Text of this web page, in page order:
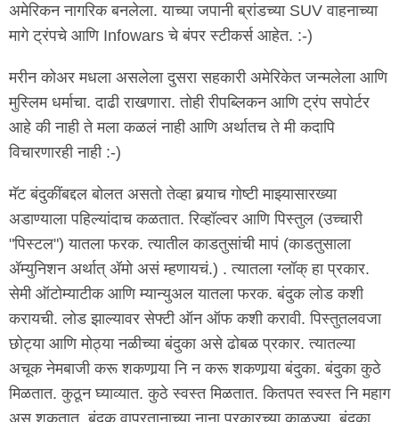
अमेरिकन नागरिक बनलेला. याच्या जपानी ब्रांडच्या SUV वाहनाच्या
मागे ट्रंपचे आणि Infowars चे बंपर स्टीकर्स आहेत. :-)
मरीन कोअर मधला असलेला दुसरा सहकारी अमेरिकेत जन्मलेला आणि
मुस्लिम धर्माचा. दाढी राखणारा. तोही रीपब्लिकन आणि ट्रंप सपोर्टर
आहे की नाही ते मला कळलं नाही आणि अर्थातच ते मी कदापि
विचारणारही नाही :-)
मॅट बंदुकींबद्दल बोलत असतो तेव्हा बर्‍याच गोष्टी माझ्यासारख्या
अडाण्याला पहिल्यांदाच कळतात. रिव्हॉल्वर आणि पिस्तुल (उच्चारी
"पिस्टल") यातला फरक. त्यातील काडतुसांची मापं (काडतुसाला
अ‍ॅम्युनिशन अर्थात् अ‍ॅमो असं म्हणायचं.) . त्यातला ग्लॉक् हा प्रकार.
सेमी ऑटोम्याटीक आणि म्यान्युअल यातला फरक. बंदुक लोड कशी
करायची. लोड झाल्यावर सेफ्टी ऑन ऑफ कशी करावी. पिस्तुतलवजा
छोट्या आणि मोठ्या नळीच्या बंदुका असे ढोबळ प्रकार. त्यातल्या
अचूक नेमबाजी करू शकणार्‍या नि न करू शकणार्‍या बंदुका. बंदुका कुठे
मिळतात. कुठून घ्याव्यात. कुठे स्वस्त मिळतात. कितपत स्वस्त नि महाग